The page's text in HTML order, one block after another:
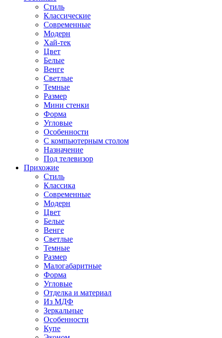
Стиль
Классические
Современные
Модерн
Хай-тек
Цвет
Белые
Венге
Светлые
Темные
Размер
Мини стенки
Форма
Угловые
Особенности
С компьютерным столом
Назначение
Под телевизор
Прихожие
Стиль
Классика
Современные
Модерн
Цвет
Белые
Венге
Светлые
Темные
Размер
Малогабаритные
Форма
Угловые
Отделка и материал
Из МДФ
Зеркальные
Особенности
Купе